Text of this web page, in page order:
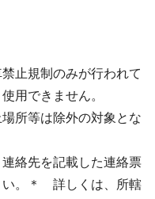
止規制のみが行われて
用できません。
所等は除外の対象とな
絡先を記載した連絡票
い。＊ 詳しくは、所轄